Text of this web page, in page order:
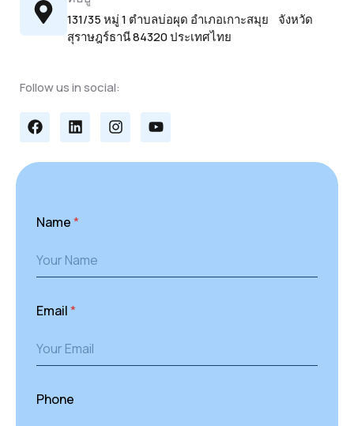
131/35 หมู่ 1 ตำบลบ่อผุด อำเภอเกาะสมุย จังหวัด
สุราษฎร์ธานี 84320 ประเทศไทย
Follow us in social:
Name*
Email*
Phone